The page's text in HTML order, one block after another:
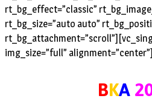
rt_bg_effect=”classic”
rt_bg_size=”auto auto”
img_size=”full”
BKA